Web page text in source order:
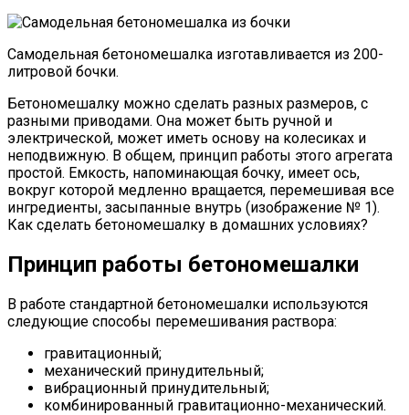
Самодельная бетономешалка изготавливается из 200-
литровой бочки.
Бетономешалку можно сделать разных размеров, с
разными приводами. Она может быть ручной и
электрической, может иметь основу на колесиках и
неподвижную. В общем, принцип работы этого агрегата
простой. Емкость, напоминающая бочку, имеет ось,
вокруг которой медленно вращается, перемешивая все
ингредиенты, засыпанные внутрь (изображение № 1).
Как сделать бетономешалку в домашних условиях?
Принцип работы бетономешалки
В работе стандартной бетономешалки используются
следующие способы перемешивания раствора:
гравитационный;
механический принудительный;
вибрационный принудительный;
комбинированный гравитационно-механический.